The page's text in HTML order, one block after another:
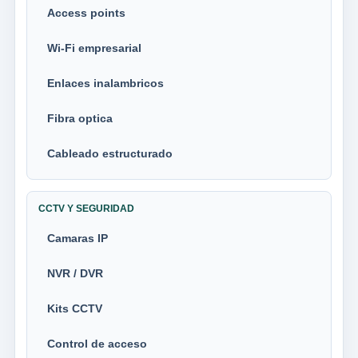
Access points
Wi-Fi empresarial
Enlaces inalambricos
Fibra optica
Cableado estructurado
CCTV Y SEGURIDAD
Camaras IP
NVR / DVR
Kits CCTV
Control de acceso